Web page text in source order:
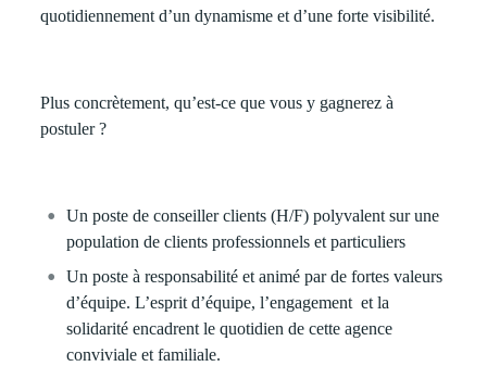
quotidiennement d’un dynamisme et d’une forte visibilité.
Plus concrètement, qu’est-ce que vous y gagnerez à
postuler ?
Un poste deconseiller clients (H/F) polyvalent sur une
population de clients professionnels et particuliers
Un poste à responsabilité et animé par de fortes valeurs
d’équipe. L’esprit d’équipe, l’engagement et la
solidarité encadrent le quotidien de cette agence
conviviale et familiale.